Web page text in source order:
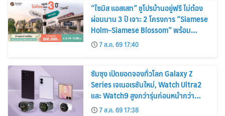
“ไซมิส แอสเสท” ชูโปรบ้านอยู่ฟรี ไม่ต้อง
ผ่อนนาน 3 ปี เจาะ 2 โครงการ “Siamese
Holm–Siamese Blossom” พร้อม
ส่วนลดและสิทธิพิเศษถึง 31 สิงหาคม
2569
7 ส.ค. 69 17:40
ซัมซุง เปิดยอดจองทั่วโลก Galaxy Z
Series เจเนอเรชันใหม่, Watch Ultra2
และ Watch9 สูงกว่ารุ่นก่อนหน้ากว่า
30%7 ส.ค. 69 17:38